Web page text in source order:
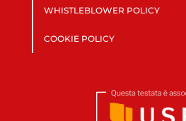
WHISTLEBLOWER POLICY
COOKIE POLICY